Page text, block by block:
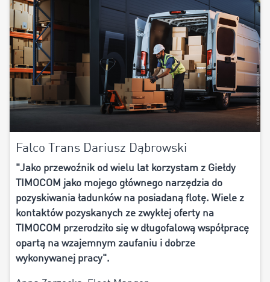
Falco Trans Dariusz Dąbrowski
"Jako przewoźnik od wielu lat korzystam z Giełdy
TIMOCOM jako mojego głównego narzędzia do
pozyskiwania ładunków na posiadaną flotę. Wiele z
kontaktów pozyskanych ze zwykłej oferty na
TIMOCOM przerodziło się w długofalową współpracę
opartą na wzajemnym zaufaniu i dobrze
wykonywanej pracy".